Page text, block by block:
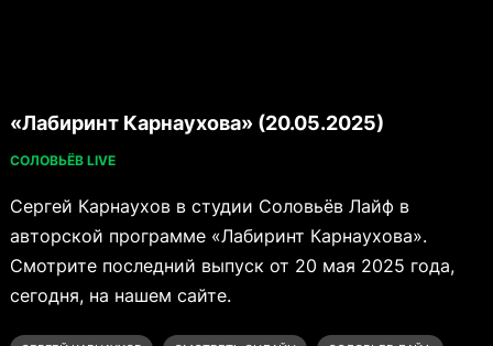
«Лабиринт Карнаухова» (20.05.2025)
СОЛОВЬЁВ LIVE
Сергей Карнаухов в студии Соловьёв Лайф в
авторской программе «Лабиринт Карнаухова».
Смотрите последний выпуск от 20 мая 2025 года,
сегодня, на нашем сайте.